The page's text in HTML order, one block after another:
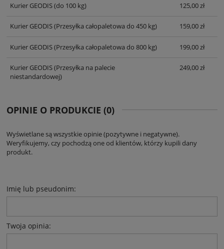
Kurier GEODIS(do 100 kg) 125,00 zł
Kurier GEODIS(Przesyłka całopaletowa do 450 kg) 159,00 zł
Kurier GEODIS(Przesyłka całopaletowa do 800 kg) 199,00 zł
Kurier GEODIS(Przesyłka na palecie
niestandardowej)
249,00 zł
OPINIE O PRODUKCIE (0)
Wyświetlane są wszystkie opinie (pozytywne i negatywne).
Weryfikujemy, czy pochodzą one od klientów, którzy kupili dany
produkt.
Imię lub pseudonim:
Twoja opinia: